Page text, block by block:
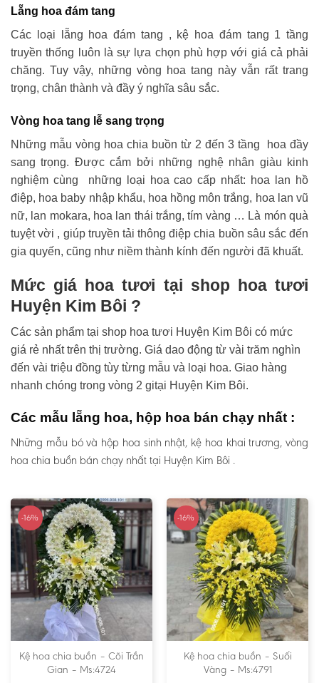
Lẵng hoa đám tang
Các loại lẵng hoa đám tang , kệ hoa đám tang 1 tầng
truyền thống luôn là sự lựa chọn phù hợp với giá cả phải
chăng. Tuy vậy, những vòng hoa tang này vẫn rất trang
trọng, chân thành và đầy ý nghĩa sâu sắc.
Vòng hoa tang lễ sang trọng
Những mẫu vòng hoa chia buồn từ 2 đến 3 tầng hoa đầy
sang trọng. Được cắm bởi những nghệ nhân giàu kinh
nghiệm cùng những loại hoa cao cấp nhất: hoa lan hồ
điệp, hoa baby nhập khẩu, hoa hồng môn trắng, hoa lan vũ
nữ, lan mokara, hoa lan thái trắng, tím vàng … Là món quà
tuyệt vời , giúp truyền tải thông điệp chia buồn sâu sắc đến
gia quyến, cũng như niềm thành kính đến người đã khuất.
Mức giá hoa tươi tại shop hoa tươi
Huyện Kim Bôi ?
Các sản phẩm tại shop hoa tươi Huyện Kim Bôi có mức
giá rẻ nhất trên thị trường. Giá dao động từ vài trăm nghìn
đến vài triệu đồng tùy từng mẫu và loại hoa. Giao hàng
nhanh chóng trong vòng 2 gitại Huyện Kim Bôi.
Các mẫu lẵng hoa, hộp hoa bán chạy nhất :
Những mẫu bó và hộp hoa sinh nhật, kệ hoa khai trương, vòng
hoa chia buồn bán chạy nhất tại Huyện Kim Bôi .
-16%
Kệ hoa chia buồn – Cõi Trần
Gian – Ms:4724
-16%
Kệ hoa chia buồn – Suối
Vàng – Ms:4791